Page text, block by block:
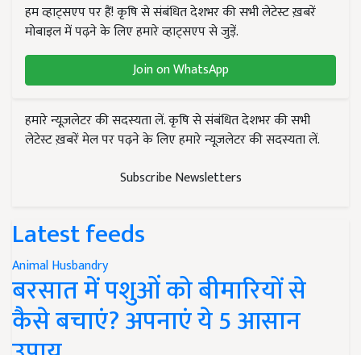
हम व्हाट्सएप पर हैं! कृषि से संबंधित देशभर की सभी लेटेस्ट ख़बरें
मोबाइल में पढ़ने के लिए हमारे व्हाट्सएप से जुड़ें.
Join on WhatsApp
हमारे न्यूज़लेटर की सदस्यता लें. कृषि से संबंधित देशभर की सभी
लेटेस्ट ख़बरें मेल पर पढ़ने के लिए हमारे न्यूज़लेटर की सदस्यता लें.
Subscribe Newsletters
Latest feeds
Animal Husbandry
बरसात में पशुओं को बीमारियों से
कैसे बचाएं? अपनाएं ये 5 आसान